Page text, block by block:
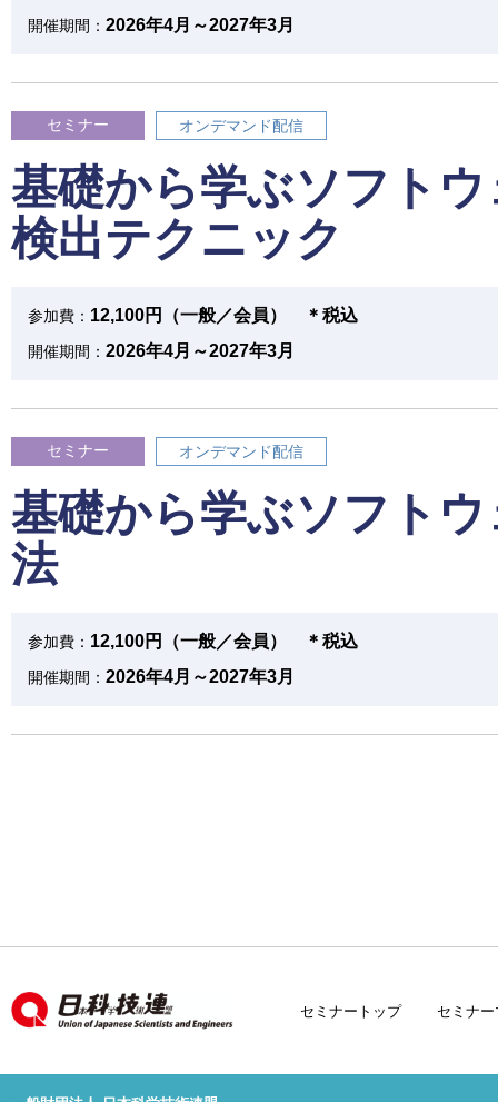
開催期間： 2026年4月～2027年3月
セミナー オンデマンド配信
基礎から学ぶソフト
検出テクニック
参加費： 12,100円（一般／会員） ＊税込
開催期間： 2026年4月～2027年3月
セミナー オンデマンド配信
基礎から学ぶソフト
法
参加費： 12,100円（一般／会員） ＊税込
開催期間： 2026年4月～2027年3月
セミナートップ セミナ